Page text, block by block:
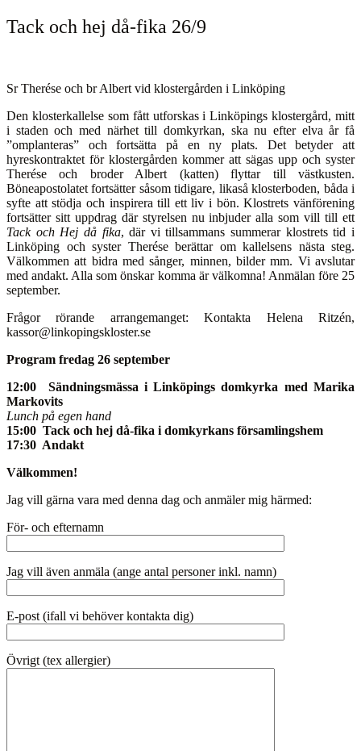
Tack och hej då-fika 26/9
Sr Therése och br Albert vid klostergården i Linköping
Den klosterkallelse som fått utforskas i Linköpings klostergård, mitt
i staden och med närhet till domkyrkan, ska nu efter elva år få
”omplanteras” och fortsätta på en ny plats. Det betyder att
hyreskontraktet för klostergården kommer att sägas upp och syster
Therése och broder Albert (katten) flyttar till västkusten.
Böneapostolatet fortsätter såsom tidigare, likaså klosterboden, båda i
syfte att stödja och inspirera till ett liv i bön. Klostrets vänförening
fortsätter sitt uppdrag där styrelsen nu inbjuder alla som vill till ett
Tack och Hej då fika, där vi tillsammans summerar klostrets tid i
Linköping och syster Therése berättar om kallelsens nästa steg.
Välkommen att bidra med sånger, minnen, bilder mm. Vi avslutar
med andakt. Alla som önskar komma är välkomna! Anmälan före 25
september.
Frågor rörande arrangemanget: Kontakta Helena Ritzén,
kassor@linkopingskloster.se
Program fredag 26 september
12:00 Sändningsmässa i Linköpings domkyrka med Marika
Markovits
Lunch på egen hand
15:00 Tack och hej då-fika i domkyrkans församlingshem
17:30 Andakt
Välkommen!
Jag vill gärna vara med denna dag och anmäler mig härmed:
För- och efternamn
Jag vill även anmäla (ange antal personer inkl. namn)
E-post (ifall vi behöver kontakta dig)
Övrigt (tex allergier)